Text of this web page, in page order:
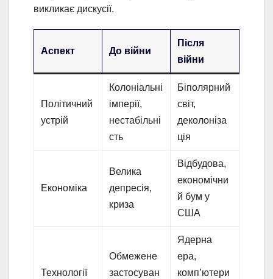
викликає дискусії.
Аспект До війни
Після
війни
Політичний
устрій
Колоніальні
імперії,
нестабільні
сть
Біполярний
світ,
деколоніза
ція
Економіка
Велика
депресія,
криза
Відбудова,
економічни
й бум у
США
Технології
Обмежене
застосуван
Ядерна
ера,
комп’ютери